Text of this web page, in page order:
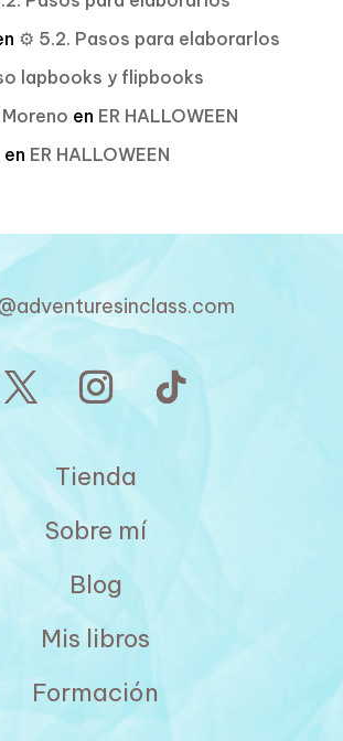
⚙️ 5.2. Pasos para elaborarlos
lapbooks y flipbooks
en ER HALLOWEEN
en ER HALLOWEEN
Tienda
Sobre mí
Blog
Mis libros
Formación